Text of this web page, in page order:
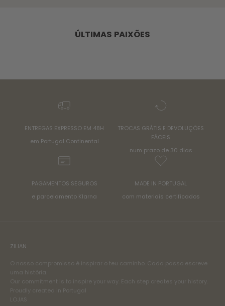
ÚLTIMAS PAIXÕES
ENTREGAS EXPRESSO EM 48H
em Portugal Continental
TROCAS GRÁTIS E DEVOLUÇÕES
FÁCEIS
num prazo de 30 dias
PAGAMENTOS SEGUROS
e parcelamento Klarna
MADE IN PORTUGAL
com materiais certificados
ZILIAN
O nosso compromisso é inspirar o teu caminho. Cada passo escreve
uma história.
Our commitment is to inspire your way. Each step creates your history.
Proudly created in Portugal
LOJAS